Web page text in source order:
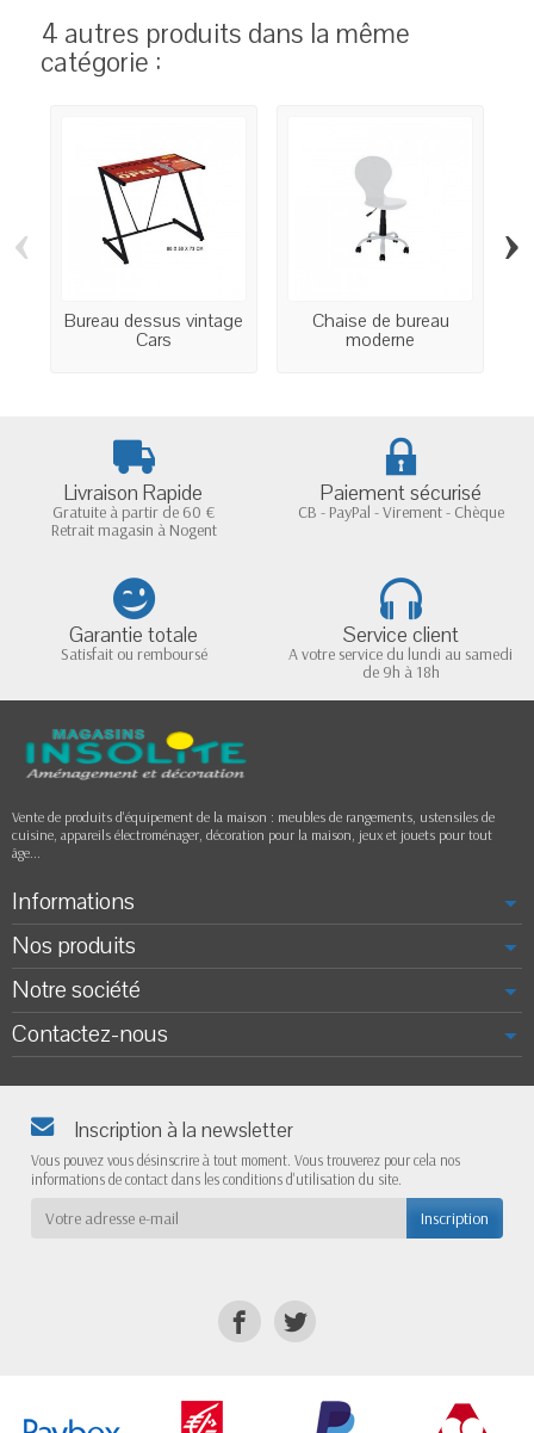
4 autres produits dans la même
catégorie :
Bureau dessus vintage
Cars
Chaise de bureau
moderne
‹ ›
Livraison Rapide
Gratuite à partir de 60 €
Retrait magasin à Nogent
Paiement sécurisé
CB - PayPal - Virement - Chèque
Garantie totale
Satisfait ou remboursé
Service client
A votre service du lundi au samedi
de 9h à 18h
Vente de produits d'équipement de la maison : meubles de rangements, ustensiles de
cuisine, appareils électroménager, décoration pour la maison, jeux et jouets pour tout
âge...
Informations
Nos produits
Notre société
Contactez-nous
Inscription à la newsletter
Vous pouvez vous désinscrire à tout moment. Vous trouverez pour cela nos
informations de contact dans les conditions d'utilisation du site.
Inscription